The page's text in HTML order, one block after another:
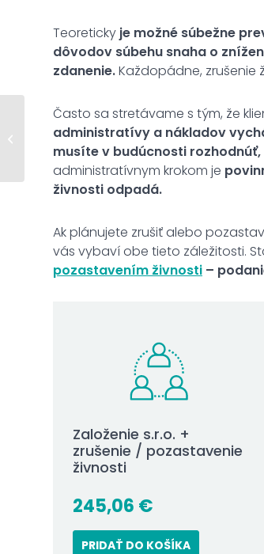
Teoreticky je možné súbežne
dôvodov súbehu snaha o
zdanenie.Každopádne, zrušenie
Často sa stretávame s tým, že
administratívy a nákladov
musíte v budúcnosti
administratívnym krokom je
živnosti odpadá.
Ak plánujete zrušiť alebo
vás vybaví obe tieto záležitosti.
pozastavením živnosti –
Založenie s.r.o. +
zrušenie / pozastavenie
živnosti
245,06 €
PRIDAŤ DO KOŠÍKA
Založenie j.s.a.